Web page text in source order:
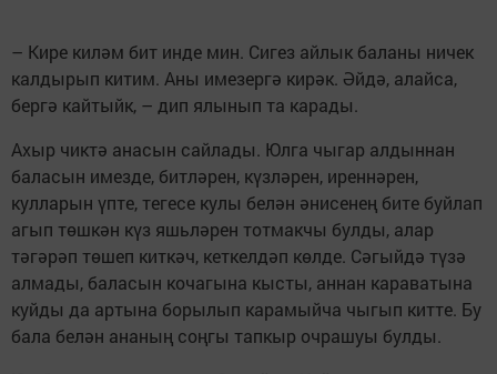
– Кире киләм бит инде мин. Сигез айлык баланы ничек
калдырып китим. Аны имезергә кирәк. Әйдә, алайса,
бергә кайтыйк, – дип ялынып та карады.
Ахыр чиктә анасын сайлады. Юлга чыгар алдыннан
баласын имезде, битләрен, күзләрен, иреннәрен,
кулларын үпте, тегесе кулы белән әнисенең бите буйлап
агып төшкән күз яшьләрен тотмакчы булды, алар
тәгәрәп төшеп киткәч, кеткелдәп көлде. Сәгыйдә түзә
алмады, баласын кочагына кысты, аннан караватына
куйды да артына борылып карамыйча чыгып китте. Бу
бала белән ананың соңгы тапкыр очрашуы булды.